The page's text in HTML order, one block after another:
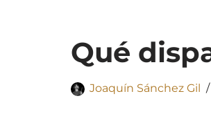
Qué
Joaquín Sánchez Gil